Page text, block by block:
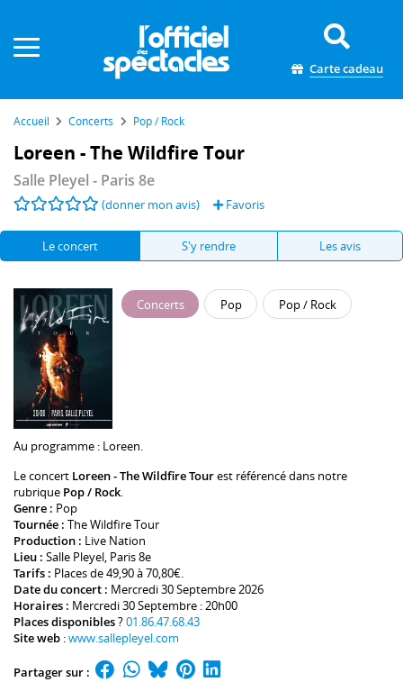
Carte cadeau
Accueil Concerts Pop / Rock
Loreen - The Wildfire Tour
Salle Pleyel - Paris 8e
(donner mon avis) Favoris
Le concert S'y rendre Les avis
Concerts Pop Pop / Rock
Au programme : Loreen.
Le concert Loreen - The Wildfire Tourest référencé dans notre
rubrique Pop / Rock.
Genre : Pop
Tournée : The Wildfire Tour
Production : Live Nation
Lieu : Salle Pleyel, Paris 8e
Tarifs : Places de 49,90 à 70,80€.
Date du concert : Mercredi 30 Septembre 2026
Horaires : Mercredi 30 Septembre : 20h00
Places disponibles?01.86.47.68.43
Site web :www.sallepleyel.com
Partager sur :